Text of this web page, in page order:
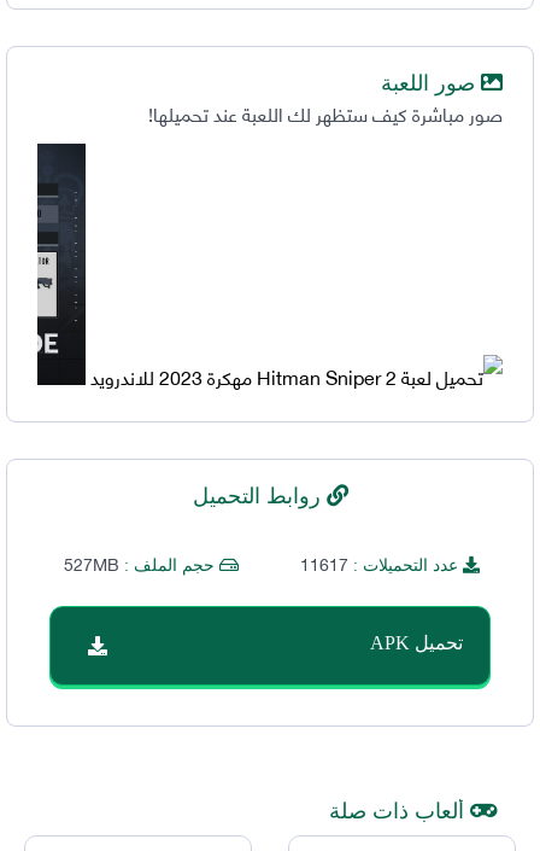
صور اللعبة
صور مباشرة كيف ستظهر لك اللعبة عند تحميلها!
روابط التحميل
عدد التحميلات :11617 حجم الملف : 527MB
تحميل APK
ألعاب ذات صلة